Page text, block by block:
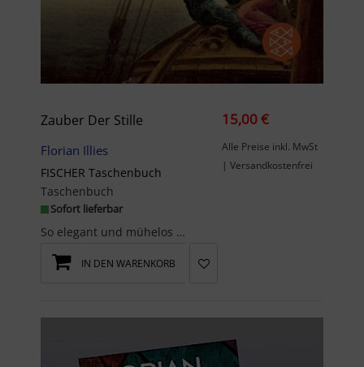
Zauber Der Stille
Florian Illies
FISCHER Taschenbuch
Taschenbuch
Sofort lieferbar
So elegant und mühelos erzählt. Dieses neue Buch von Florian Illies zu lesen, ist wie einen Billy...
15,00 €
Alle Preise inkl. MwSt
| Versandkostenfrei
IN DEN WARENKORB